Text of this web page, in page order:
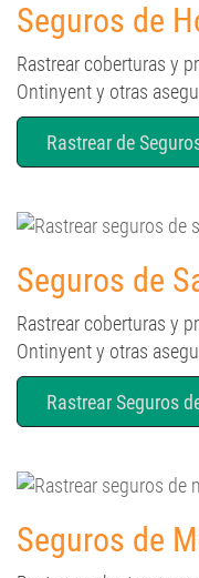
Seguros de
Rastrear coberturas y
Ontinyent y otras
Rastrear de
Seguros de
Rastrear coberturas y
Ontinyent y otras
Rastrear Seguros
Seguros de